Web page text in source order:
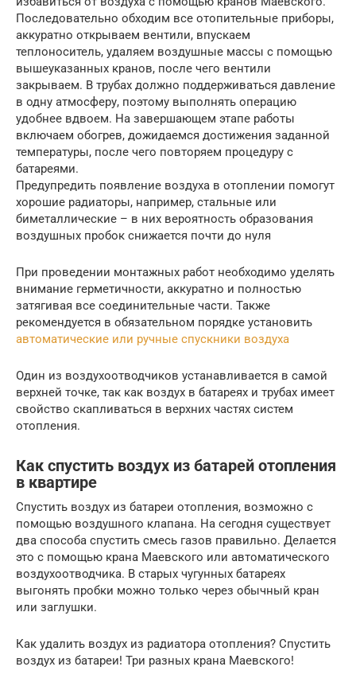
Последовательно обходим все отопительные приборы,
аккуратно открываем вентили, впускаем
теплоноситель, удаляем воздушные массы с помощью
вышеуказанных кранов, после чего вентили
закрываем. В трубах должно поддерживаться давление
в одну атмосферу, поэтому выполнять операцию
удобнее вдвоем. На завершающем этапе работы
включаем обогрев, дожидаемся достижения заданной
температуры, после чего повторяем процедуру с
батареями.
Предупредить появление воздуха в отоплении помогут
хорошие радиаторы, например, стальные или
биметаллические – в них вероятность образования
воздушных пробок снижается почти до нуля
При проведении монтажных работ необходимо уделять
внимание герметичности, аккуратно и полностью
затягивая все соединительные части. Также
рекомендуется в обязательном порядке установить
автоматические или ручные спускники воздуха
Один из воздухоотводчиков устанавливается в самой
верхней точке, так как воздух в батареях и трубах имеет
свойство скапливаться в верхних частях систем
отопления.
Как спустить воздух из батарей отопления
в квартире
Спустить воздух из батареи отопления, возможно с
помощью воздушного клапана. На сегодня существует
два способа спустить смесь газов правильно. Делается
это с помощью крана Маевского или автоматического
воздухоотводчика. В старых чугунных батареях
выгонять пробки можно только через обычный кран
или заглушки.
Как удалить воздух из радиатора отопления? Спустить
воздух из батареи! Три разных крана Маевского!